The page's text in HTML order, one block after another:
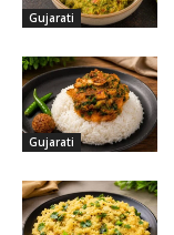
Gujarati
Gujarati